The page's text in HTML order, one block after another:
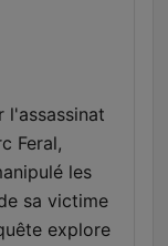
l'assassinat
Feral,
les
sa victime
explore